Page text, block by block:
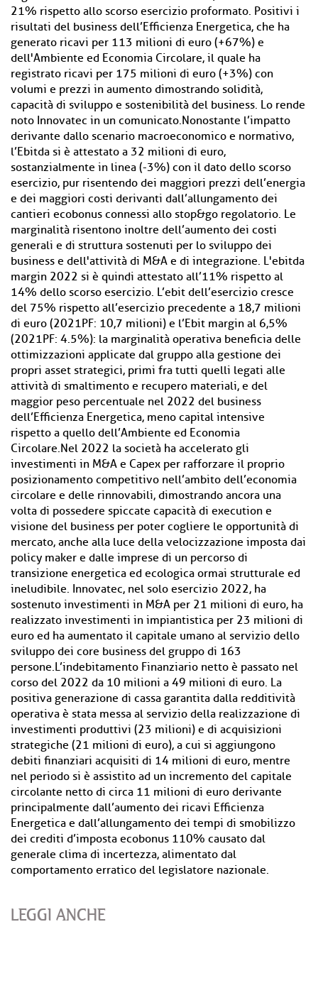
21% rispetto allo scorso esercizio proformato. Positivi i
risultati del business dell’Efficienza Energetica, che ha
generato ricavi per 113 milioni di euro (+67%) e
dell'Ambiente ed Economia Circolare, il quale ha
registrato ricavi per 175 milioni di euro (+3%) con
volumi e prezzi in aumento dimostrando solidità,
capacità di sviluppo e sostenibilità del business. Lo rende
noto Innovatec in un comunicato.Nonostante l’impatto
derivante dallo scenario macroeconomico e normativo,
l’Ebitda si è attestato a 32 milioni di euro,
sostanzialmente in linea (-3%) con il dato dello scorso
esercizio, pur risentendo dei maggiori prezzi dell’energia
e dei maggiori costi derivanti dall’allungamento dei
cantieri ecobonus connessi allo stop&go regolatorio. Le
marginalità risentono inoltre dell’aumento dei costi
generali e di struttura sostenuti per lo sviluppo dei
business e dell'attività di M&A e di integrazione. L'ebitda
margin 2022 si è quindi attestato all’11% rispetto al
14% dello scorso esercizio. L’ebit dell’esercizio cresce
del 75% rispetto all’esercizio precedente a 18,7 milioni
di euro (2021PF: 10,7 milioni) e l’Ebit margin al 6,5%
(2021PF: 4.5%): la marginalità operativa beneficia delle
ottimizzazioni applicate dal gruppo alla gestione dei
propri asset strategici, primi fra tutti quelli legati alle
attività di smaltimento e recupero materiali, e del
maggior peso percentuale nel 2022 del business
dell’Efficienza Energetica, meno capital intensive
rispetto a quello dell’Ambiente ed Economia
Circolare.Nel 2022 la società ha accelerato gli
investimenti in M&A e Capex per rafforzare il proprio
posizionamento competitivo nell’ambito dell’economia
circolare e delle rinnovabili, dimostrando ancora una
volta di possedere spiccate capacità di execution e
visione del business per poter cogliere le opportunità di
mercato, anche alla luce della velocizzazione imposta dai
policy maker e dalle imprese di un percorso di
transizione energetica ed ecologica ormai strutturale ed
ineludibile. Innovatec, nel solo esercizio 2022, ha
sostenuto investimenti in M&A per 21 milioni di euro, ha
realizzato investimenti in impiantistica per 23 milioni di
euro ed ha aumentato il capitale umano al servizio dello
sviluppo dei core business del gruppo di 163
persone.L’indebitamento Finanziario netto è passato nel
corso del 2022 da 10 milioni a 49 milioni di euro. La
positiva generazione di cassa garantita dalla redditività
operativa è stata messa al servizio della realizzazione di
investimenti produttivi (23 milioni) e di acquisizioni
strategiche (21 milioni di euro), a cui si aggiungono
debiti finanziari acquisiti di 14 milioni di euro, mentre
nel periodo si è assistito ad un incremento del capitale
circolante netto di circa 11 milioni di euro derivante
principalmente dall’aumento dei ricavi Efficienza
Energetica e dall’allungamento dei tempi di smobilizzo
dei crediti d’imposta ecobonus 110% causato dal
generale clima di incertezza, alimentato dal
comportamento erratico del legislatore nazionale.
LEGGI ANCHE